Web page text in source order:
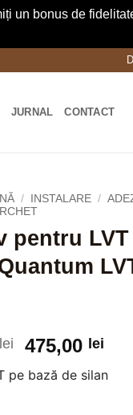
un bonus de
JURNAL CONTACT
/ INSTALARE /
pentru LVT
lei
Prețul
a
475,00 lei
pe bază de silan